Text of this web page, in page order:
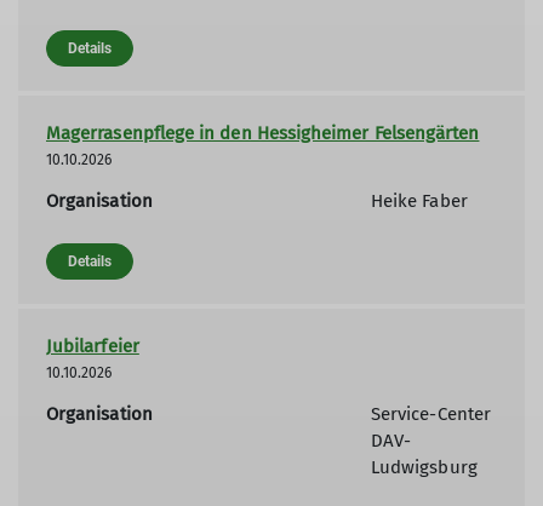
Details
Magerrasenpflege in den Hessigheimer Felsengärten
10.10.2026
Organisation Heike Faber
Details
Jubilarfeier
10.10.2026
Organisation
Service-Center
DAV-
Ludwigsburg